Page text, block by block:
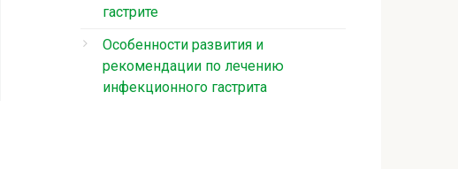
гастрите
Особенности развития и
рекомендации по лечению
инфекционного гастрита